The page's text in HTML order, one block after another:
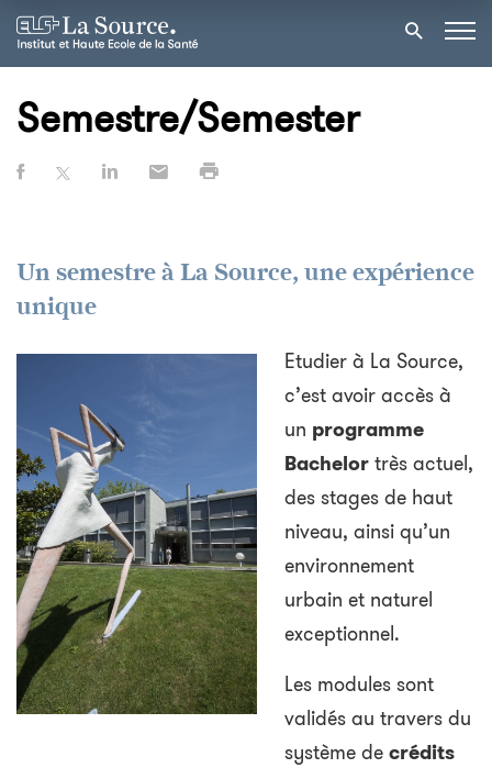
Semestre/Semester
Un semestre à La Source, une expérience
unique
Etudier à La Source,
c’est avoir accès à
un programme
Bachelortrès actuel,
des stages de haut
niveau, ainsi qu’un
environnement
urbain et naturel
exceptionnel.
Les modules sont
validés au travers du
système decrédits